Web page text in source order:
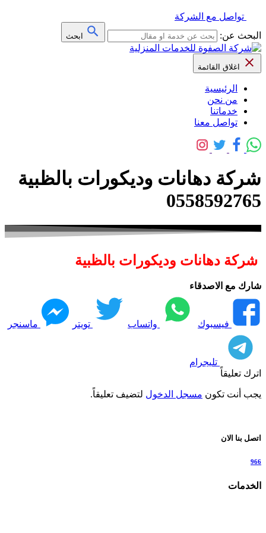
تواصل مع الشركة
البحث عن:
ابحث
اغلاق القائمة
الرئيسية
من نحن
خدماتنا
تواصل معنا
شركة دهانات وديكورات بالظبية
0558592765
شركة دهانات وديكورات بالظبية
شارك مع الاصدقاء
فيسبوك واتساب تويتر ماسنجر
تليجرام
اترك تعليقاً
يجب أنت تكون مسجل الدخول لتضيف تعليقاً.
اتصل بنا الان
966
الخدمات